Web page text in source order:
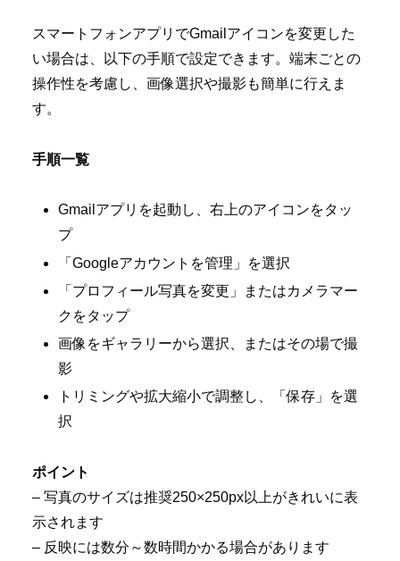
スマートフォンアプリでGmailアイコンを変更した
い場合は、以下の手順で設定できます。端末ごとの
操作性を考慮し、画像選択や撮影も簡単に行えま
す。
手順一覧
Gmailアプリを起動し、右上のアイコンをタッ
プ
「Googleアカウントを管理」を選択
「プロフィール写真を変更」またはカメラマー
クをタップ
画像をギャラリーから選択、またはその場で撮
影
トリミングや拡大縮小で調整し、「保存」を選
択
ポイント
– 写真のサイズは推奨250×250px以上がきれいに表
示されます
– 反映には数分～数時間かかる場合があります